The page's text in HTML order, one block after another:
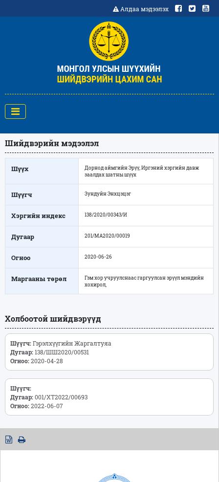
Алдаа мэдээлэх
Шийдвэрийн мэдээлэл
Шүүх
Дорнод аймгийн Эрүү, Иргэний хэргийн давж
заалдах шатны шүүх
Шүүгч Зундуйн Энхцэцэг
Хэргийн индекс 138/2020/00343/И
Дугаар 201/МА2020/00019
Огноо 2020-06-26
Маргааны төрөл
Гэм хор учруулснаас гаргуулсан эрүүл мэндийн
хохирол,
Холбоотой шийдвэрүүд
Шүүгч:Гэрэлхүүгийн Жаргалтуяа
Дугаар:138/ШШ2020/00531
Огноо:2020-04-28
Шүүгч:
Дугаар:001/ХТ2022/00693
Огноо:2022-06-07